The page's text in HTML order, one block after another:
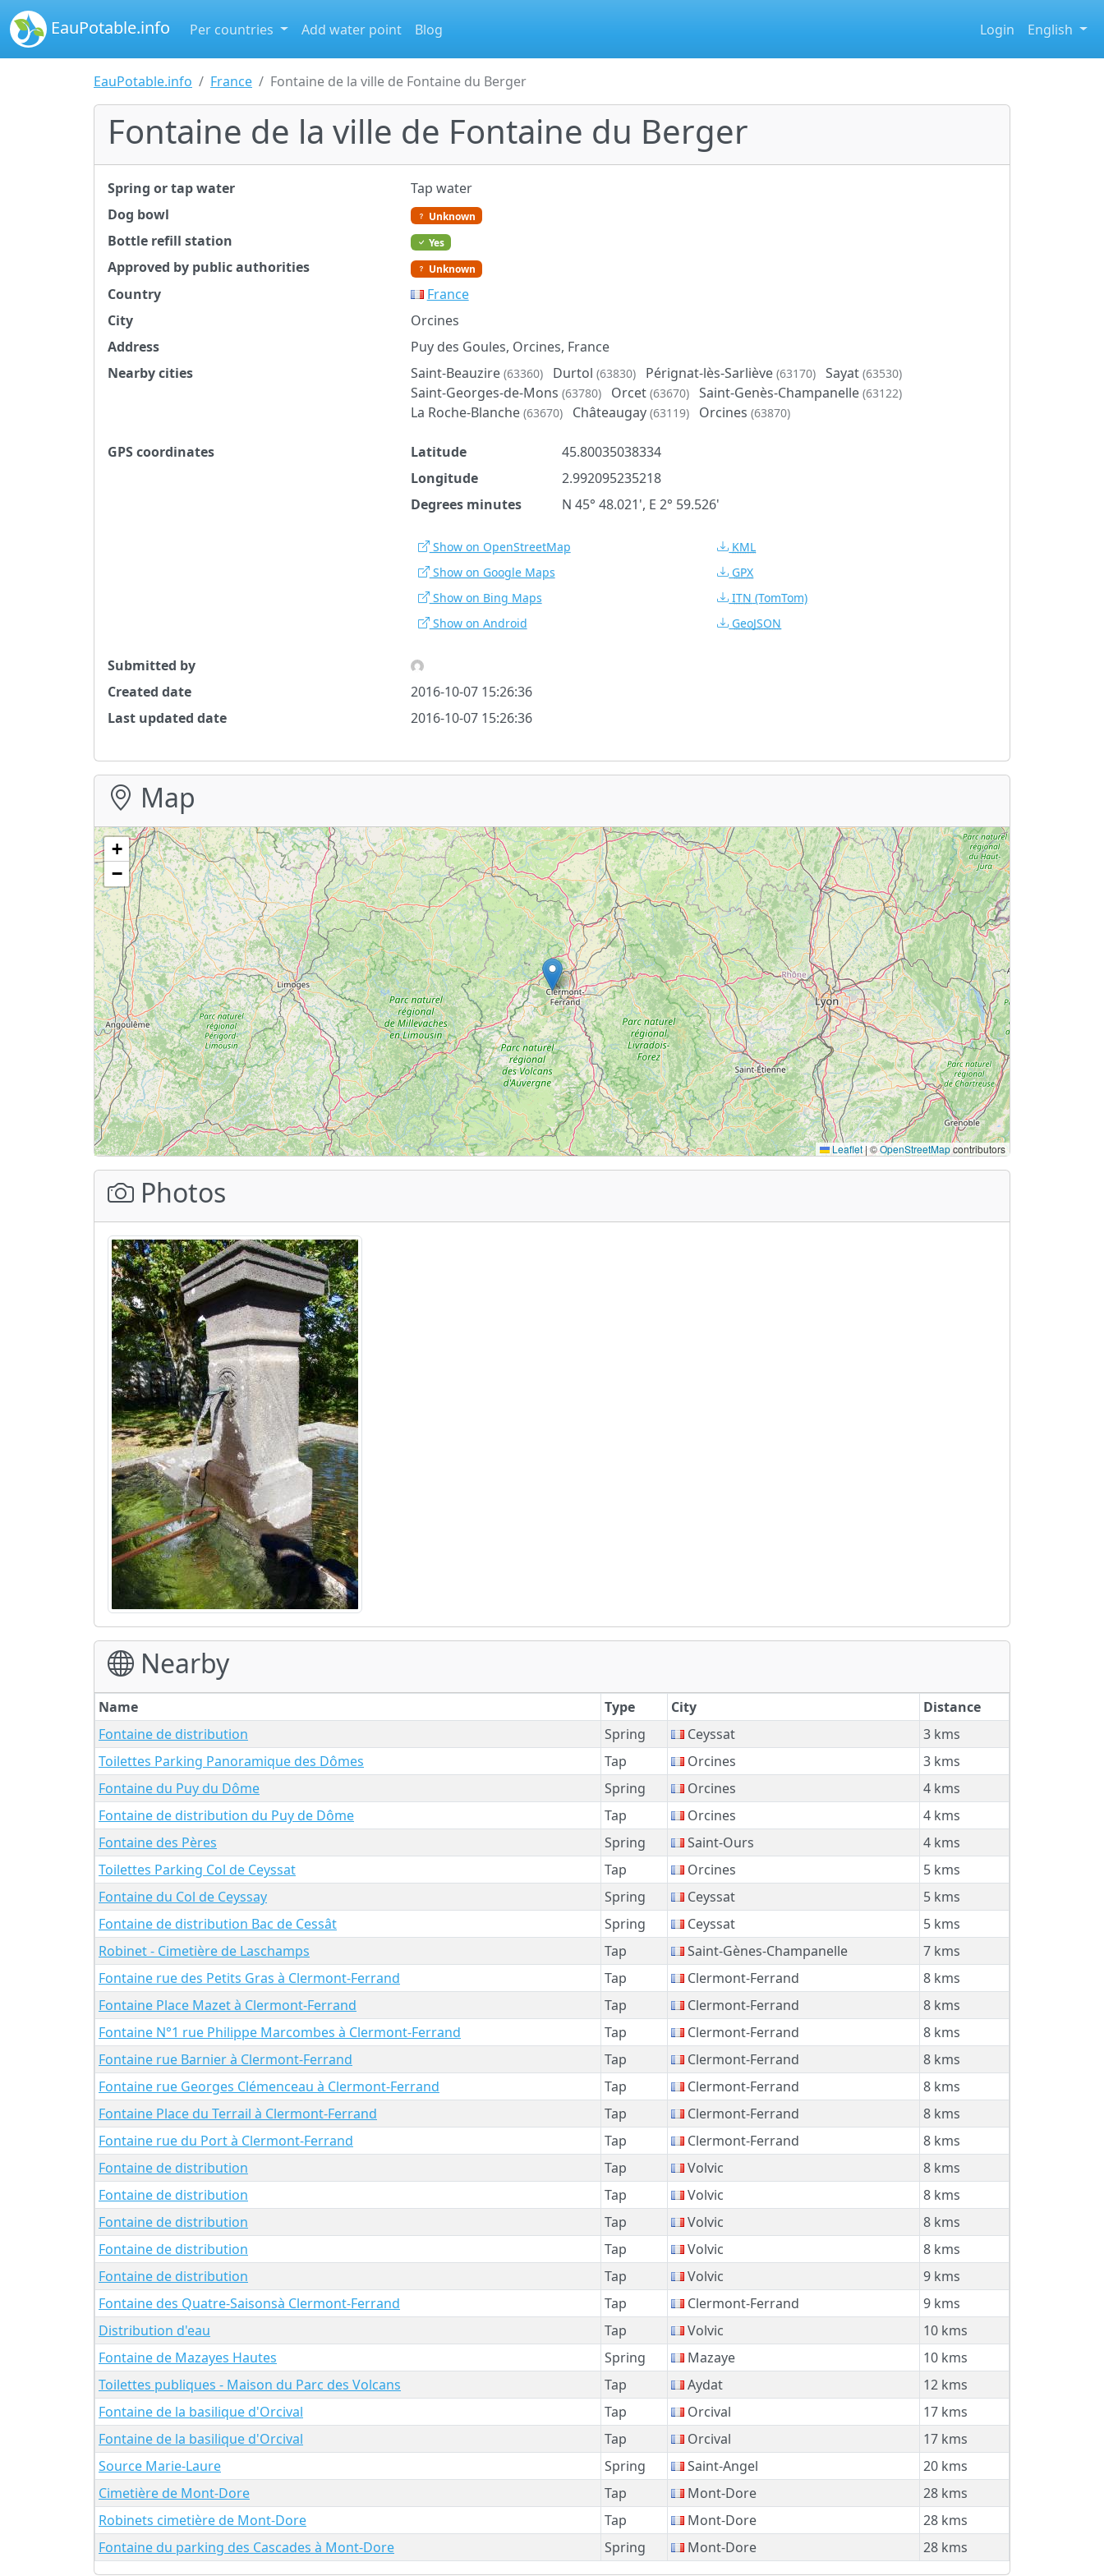
EauPotable.info Per countries Add water point Blog Login English
EauPotable.info France Fontaine de la ville de Fontaine du Berger
Fontaine de la ville de Fontaine du Berger
Spring or tap water
Tap water
Dog bowl
Unknown
Bottle refill station Yes
Approved by public authorities Unknown
Country
France
City
Orcines
Address
Puy des Goules, Orcines, France
Nearby cities
Saint-Beauzire (63360) Durtol (63830) Pérignat-lès-Sarliève (63170) Sayat (63530)
Saint-Georges-de-Mons (63780) Orcet (63670) Saint-Genès-Champanelle (63122)
La Roche-Blanche (63670) Châteaugay (63119) Orcines (63870)
GPS coordinates Latitude
45.80035038334
Longitude
2.992095235218
Degrees minutes
N 45° 48.021', E 2° 59.526'
Show on OpenStreetMap
Show on Google Maps
Show on Bing Maps
Show on Android
KML
GPX
ITN (TomTom)
GeoJSON
Submitted by
Created date
2016-10-07 15:26:36
Last updated date
2016-10-07 15:26:36
Map
+
−
Leaflet |©OpenStreetMapcontributors
Photos
Nearby
Name Type City
Distance
Fontaine de distribution
Spring Ceyssat
3 kms
Toilettes Parking Panoramique des Dômes
Tap Orcines
3 kms
Fontaine du Puy du Dôme
Spring Orcines
4 kms
Fontaine de distribution du Puy de Dôme
Tap Orcines
4 kms
Fontaine des Pères
Spring Saint-Ours
4 kms
Toilettes Parking Col de Ceyssat
Tap Orcines
5 kms
Fontaine du Col de Ceyssay
Spring Ceyssat
5 kms
Fontaine de distribution Bac de Cessât
Spring Ceyssat
5 kms
Robinet - Cimetière de Laschamps
Tap Saint-Gènes-Champanelle
7 kms
Fontaine rue des Petits Gras à Clermont-Ferrand
Tap Clermont-Ferrand
8 kms
Fontaine Place Mazet à Clermont-Ferrand
Tap Clermont-Ferrand
8 kms
Fontaine N°1 rue Philippe Marcombes à Clermont-Ferrand
Tap Clermont-Ferrand
8 kms
Fontaine rue Barnier à Clermont-Ferrand
Tap Clermont-Ferrand
8 kms
Fontaine rue Georges Clémenceau à Clermont-Ferrand
Tap Clermont-Ferrand
8 kms
Fontaine Place du Terrail à Clermont-Ferrand
Tap Clermont-Ferrand
8 kms
Fontaine rue du Port à Clermont-Ferrand
Tap Clermont-Ferrand
8 kms
Fontaine de distribution
Tap Volvic
8 kms
Fontaine de distribution
Tap Volvic
8 kms
Fontaine de distribution
Tap Volvic
8 kms
Fontaine de distribution
Tap Volvic
8 kms
Fontaine de distribution
Tap Volvic
9 kms
Fontaine des Quatre-Saisonsà Clermont-Ferrand
Tap Clermont-Ferrand
9 kms
Distribution d'eau
Tap Volvic
10 kms
Fontaine de Mazayes Hautes
Spring Mazaye
10 kms
Toilettes publiques - Maison du Parc des Volcans
Tap Aydat
12 kms
Fontaine de la basilique d'Orcival
Tap Orcival
17 kms
Fontaine de la basilique d'Orcival
Tap Orcival
17 kms
Source Marie-Laure
Spring Saint-Angel
20 kms
Cimetière de Mont-Dore
Tap Mont-Dore
28 kms
Robinets cimetière de Mont-Dore
Tap Mont-Dore
28 kms
Fontaine du parking des Cascades à Mont-Dore
Spring Mont-Dore 28 kms